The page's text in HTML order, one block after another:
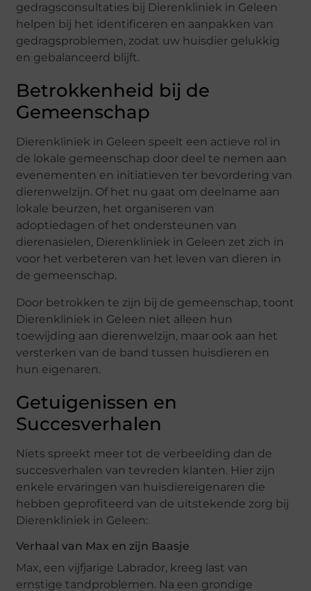
gedragsconsultaties bij Dierenkliniek in Geleen
helpen bij het identificeren en aanpakken van
gedragsproblemen, zodat uw huisdier gelukkig
en gebalanceerd blijft.
Betrokkenheid bij de
Gemeenschap
Dierenkliniek in Geleen speelt een actieve rol in
de lokale gemeenschap door deel te nemen aan
evenementen en initiatieven ter bevordering van
dierenwelzijn. Of het nu gaat om deelname aan
lokale beurzen, het organiseren van
adoptiedagen of het ondersteunen van
dierenasielen, Dierenkliniek in Geleen zet zich in
voor het verbeteren van het leven van dieren in
de gemeenschap.
Door betrokken te zijn bij de gemeenschap, toont
Dierenkliniek in Geleen niet alleen hun
toewijding aan dierenwelzijn, maar ook aan het
versterken van de band tussen huisdieren en
hun eigenaren.
Getuigenissen en
Succesverhalen
Niets spreekt meer tot de verbeelding dan de
succesverhalen van tevreden klanten. Hier zijn
enkele ervaringen van huisdiereigenaren die
hebben geprofiteerd van de uitstekende zorg bij
Dierenkliniek in Geleen:
Verhaal van Max en zijn Baasje
Max, een vijfjarige Labrador, kreeg last van
ernstige tandproblemen. Na een grondige